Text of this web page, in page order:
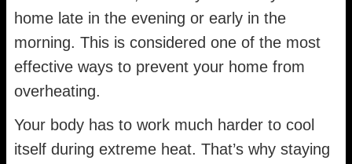
home late in the evening or early in the
morning. This is considered one of the most
effective ways to prevent your home from
overheating.
Your body has to work much harder to cool
itself during extreme heat. That’s why staying